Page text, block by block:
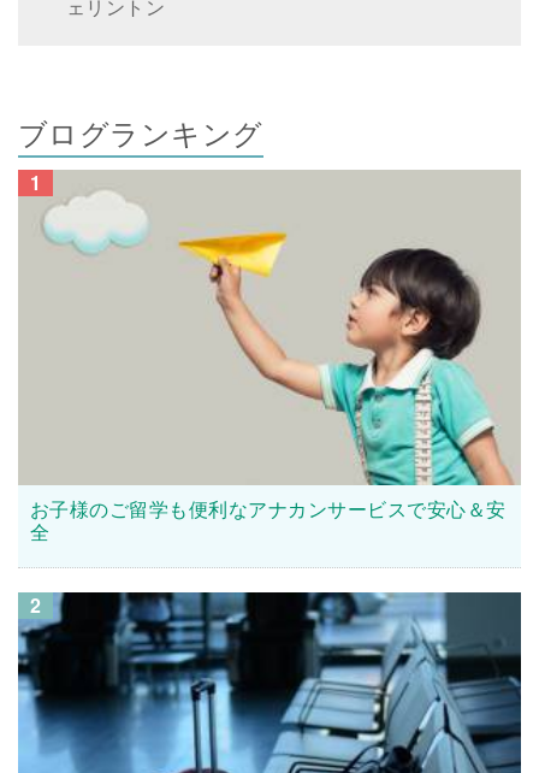
ェリントン
ブログランキング
1
お子様のご留学も便利なアナカンサービスで安心＆安
全
2